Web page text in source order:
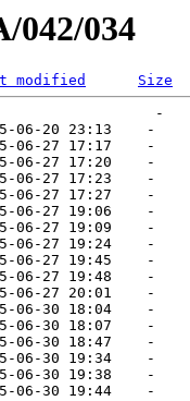
042/034
modified
Size
-
06-20 23:13    -
06-27 17:17    -
06-27 17:20    -
06-27 17:23    -
06-27 17:27    -
06-27 19:06    -
06-27 19:09    -
06-27 19:24    -
06-27 19:45    -
06-27 19:48    -
06-27 20:01    -
06-30 18:04    -
06-30 18:07    -
06-30 18:47    -
06-30 19:34    -
06-30 19:38    -